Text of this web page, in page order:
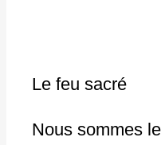
Le feu sacré
Nous sommes